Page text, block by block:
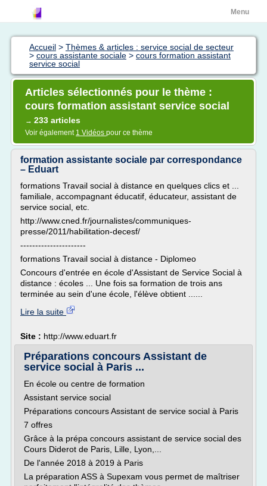
Menu
Accueil > Thèmes & articles : service social de secteur
> cours assistante sociale > cours formation assistant
service social
Articles sélectionnés pour le thème :
cours formation assistant service social
→ 233 articles
Voir également 1 Vidéos pour ce thème
formation assistante sociale par correspondance
– Eduart
formations Travail social à distance en quelques clics et ...
familiale, accompagnant éducatif, éducateur, assistant de
service social, etc.
http://www.cned.fr/journalistes/communiques-
presse/2011/habilitation-decesf/
----------------------
formations Travail social à distance - Diplomeo
Concours d'entrée en école d'Assistant de Service Social à
distance : écoles ... Une fois sa formation de trois ans
terminée au sein d'une école, l'élève obtient ......
Lire la suite
Site : http://www.eduart.fr
Préparations concours Assistant de
service social à Paris ...
En école ou centre de formation
Assistant service social
Préparations concours Assistant de service social à Paris
7 offres
Grâce à la prépa concours assistant de service social des
Cours Diderot de Paris, Lille, Lyon,...
De l'année 2018 à 2019 à Paris
La préparation ASS à Supexam vous permet de maîtriser